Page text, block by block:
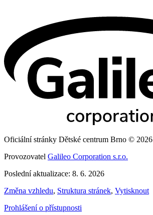
Oficiální stránky Dětské centrum Brno © 2026
Provozovatel Galileo Corporation s.r.o.
Poslední aktualizace: 8. 6. 2026
Změna vzhledu, Struktura stránek, Vytisknout
Prohlášení o přístupnosti